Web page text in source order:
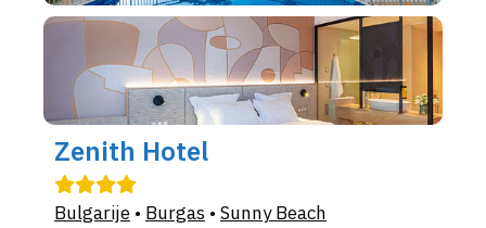
Zenith Hotel
Bulgarije • Burgas • Sunny Beach